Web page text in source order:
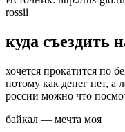
rossii
куда съездить
хочется прокатится по
потому как денег нет, а
россии можно что
байкал — мечта моя